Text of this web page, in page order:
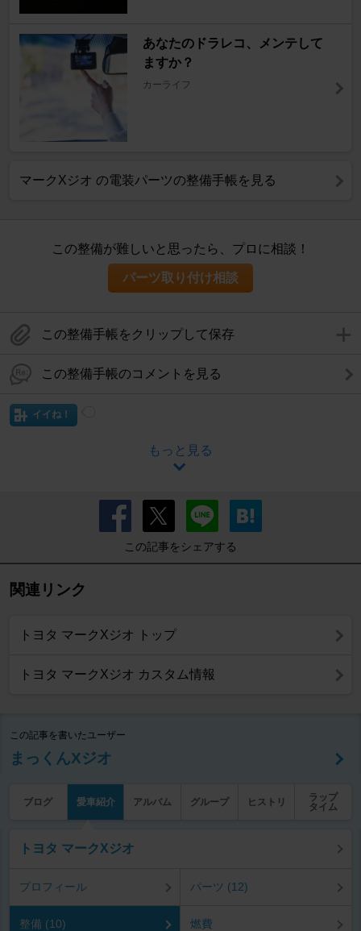
あなたのドラレコ、メンテして
ますか？
カーライフ
マークXジオ の電装パーツの整備手帳を見る
この整備が難しいと思ったら、プロに相談！
パーツ取り付け相談
この整備手帳をクリップして保存
この整備手帳のコメントを見る
イイね！
もっと見る
この記事をシェアする
関連リンク
トヨタ マークXジオ トップ
トヨタ マークXジオ カスタム情報
この記事を書いたユーザー
まっくんXジオ
ブログ 愛車紹介 アルバム グループ ヒストリ
ラップ
タイム
トヨタ マークXジオ
プロフィール パーツ (12)
整備 (10) 燃費